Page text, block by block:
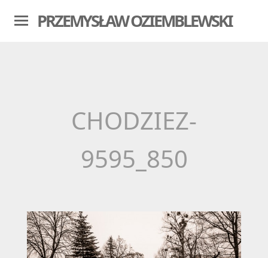
PRZEMYSŁAW OZIEMBLEWSKI
CHODZIEZ-
9595_850